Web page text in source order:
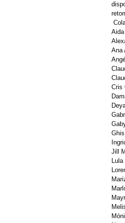
Ana
Cris
Jill